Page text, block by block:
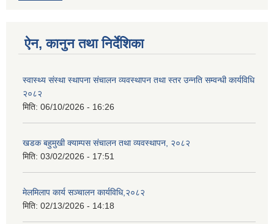
ऐन, कानुन तथा निर्देशिका
स्वास्थ्य संस्था स्थापना संचालन व्यवस्थापन तथा स्तर उन्नति सम्वन्धी कार्यविधि
२०८२
मिति: 06/10/2026 - 16:26
खडक बहुमुखी क्याम्पस संचालन तथा व्यवस्थापन, २०८२
मिति: 03/02/2026 - 17:51
मेलमिलाप कार्य सञ्चालन कार्यविधि,२०८२
मिति: 02/13/2026 - 14:18